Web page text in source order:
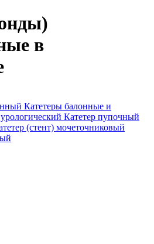
в
Катетеры балонные и
Катетер пупочный
(стент) мочеточниковый